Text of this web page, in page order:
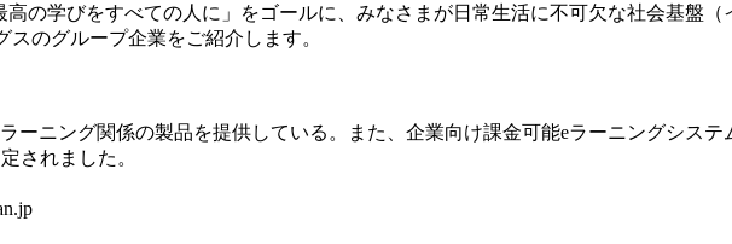
の学びをすべての人に」をゴールに、みなさまが日常生活に不可欠な社会基盤（
のグループ企業をご紹介します。
ーニング関係の製品を提供している。また、企業向け課金可能eラーニングシステ
されました。